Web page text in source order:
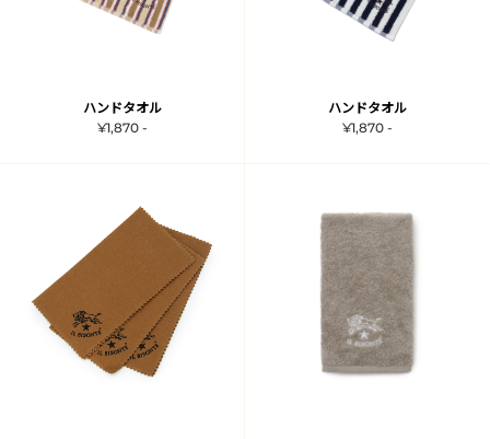
ハンドタオル
¥1,870 -
ハンドタオル
¥1,870 -